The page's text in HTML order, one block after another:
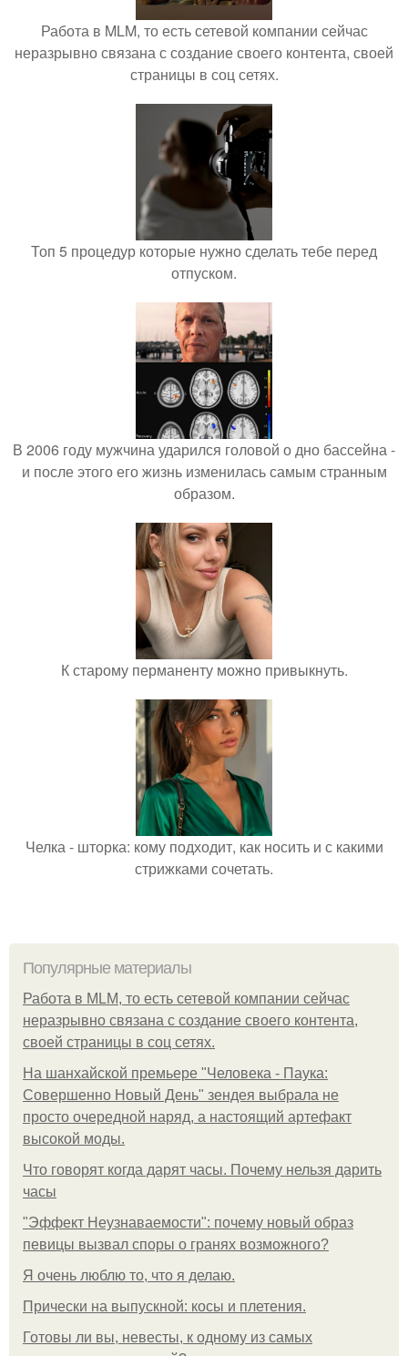
Работа в MLM, то есть сетевой компании сейчас
неразрывно связана с создание своего контента, своей
страницы в соц сетях.
Топ 5 процедур которые нужно сделать тебе перед
отпуском.
В 2006 году мужчина ударился головой о дно бассейна -
и после этого его жизнь изменилась самым странным
образом.
К старому перманенту можно привыкнуть.
Челка - шторка: кому подходит, как носить и с какими
стрижками сочетать.
Популярные материалы
Работа в MLM, то есть сетевой компании сейчас
неразрывно связана с создание своего контента,
своей страницы в соц сетях.
На шанхайской премьере "Человека - Паука:
Совершенно Новый День" зендея выбрала не
просто очередной наряд, а настоящий артефакт
высокой моды.
Что говорят когда дарят часы. Почему нельзя дарить
часы
"Эффект Неузнаваемости": почему новый образ
певицы вызвал споры о гранях возможного?
Я очень люблю то, что я делаю.
Прически на выпускной: косы и плетения.
Готовы ли вы, невесты, к одному из самых